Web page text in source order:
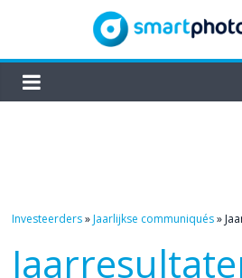
content
smartphoto
Investeerders»Jaarlijkse communiqués»